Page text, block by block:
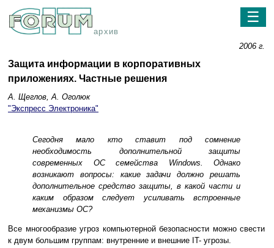
архив
☰
2006 г.
Защита информации в корпоративных
приложениях. Частные решения
А. Щеглов, А. Оголюк
"Экспресс Электроника"
Сегодня мало кто ставит под сомнение
необходимость дополнительной защиты
современных ОС семейства Windows. Однако
возникают вопросы: какие задачи должно решать
дополнительное средство защиты, в какой части и
каким образом следует усиливать встроенные
механизмы ОС?
Все многообразие угроз компьютерной безопасности можно свести
к двум большим группам: внутренние и внешние IT- угрозы.